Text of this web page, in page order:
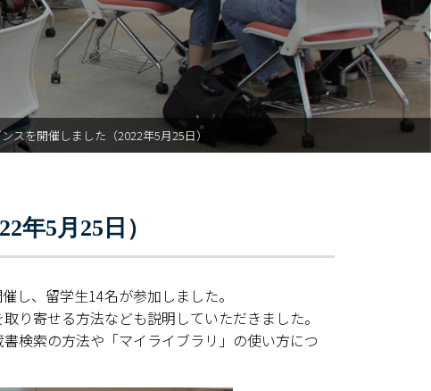
ー(@奈良教育大学)
スを開催しました（2022年5月25日）
年5月25日）
し、留学生14名が参加しました。
り寄せる方法なども説明していただきました。
検索の方法や「マイライブラリ」の使い方につ